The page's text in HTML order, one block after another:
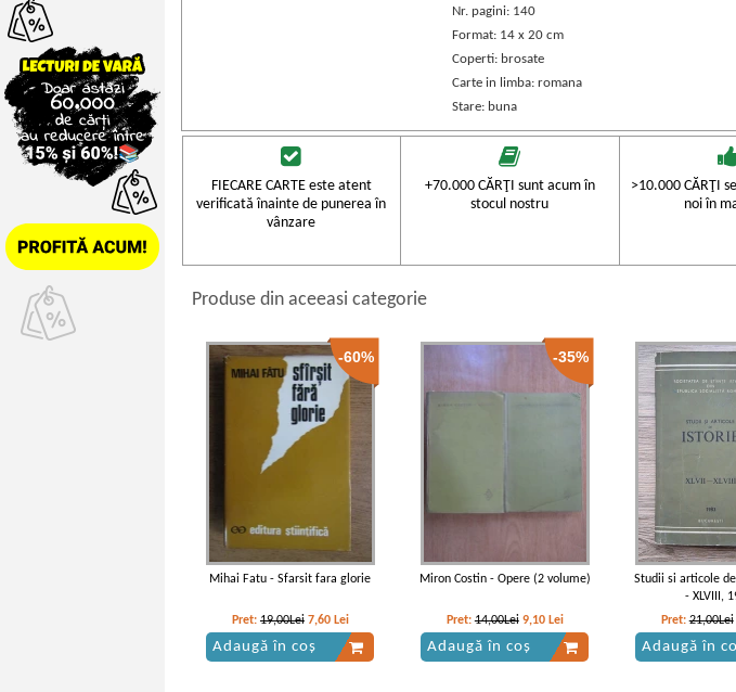
Nr. pagini: 140
Format: 14 x 20 cm
Coperti: brosate
Carte in limba: romana
Stare: buna
FIECARE CARTE este atent
verificată înainte de punerea în
vânzare
+70.000 CĂRŢI sunt acum în
stocul nostru
>10.000 CĂRŢI
noi în
Produse din aceeasi categorie
-60%
Mihai Fatu - Sfarsit fara glorie
Pret: 19,00Lei 7,60 Lei
Adaugă în coș
-35%
Miron Costin - Opere (2 volume)
Pret:14,00Lei 9,10 Lei
Adaugă în coș
Studii si articole de
- XLVIII,
Pret:21,00Lei
Adaugă în